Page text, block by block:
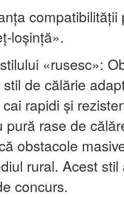
loșință».
«rusesc»:
de călărie
rapidi și
pură rase de
obstacole
rural. Acest
concurs.